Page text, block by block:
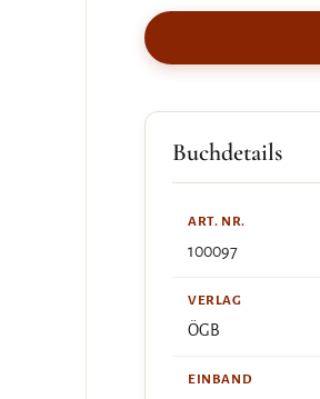
Buchdetails
ART. NR.
100097
VERLAG
ÖGB
EINBAND